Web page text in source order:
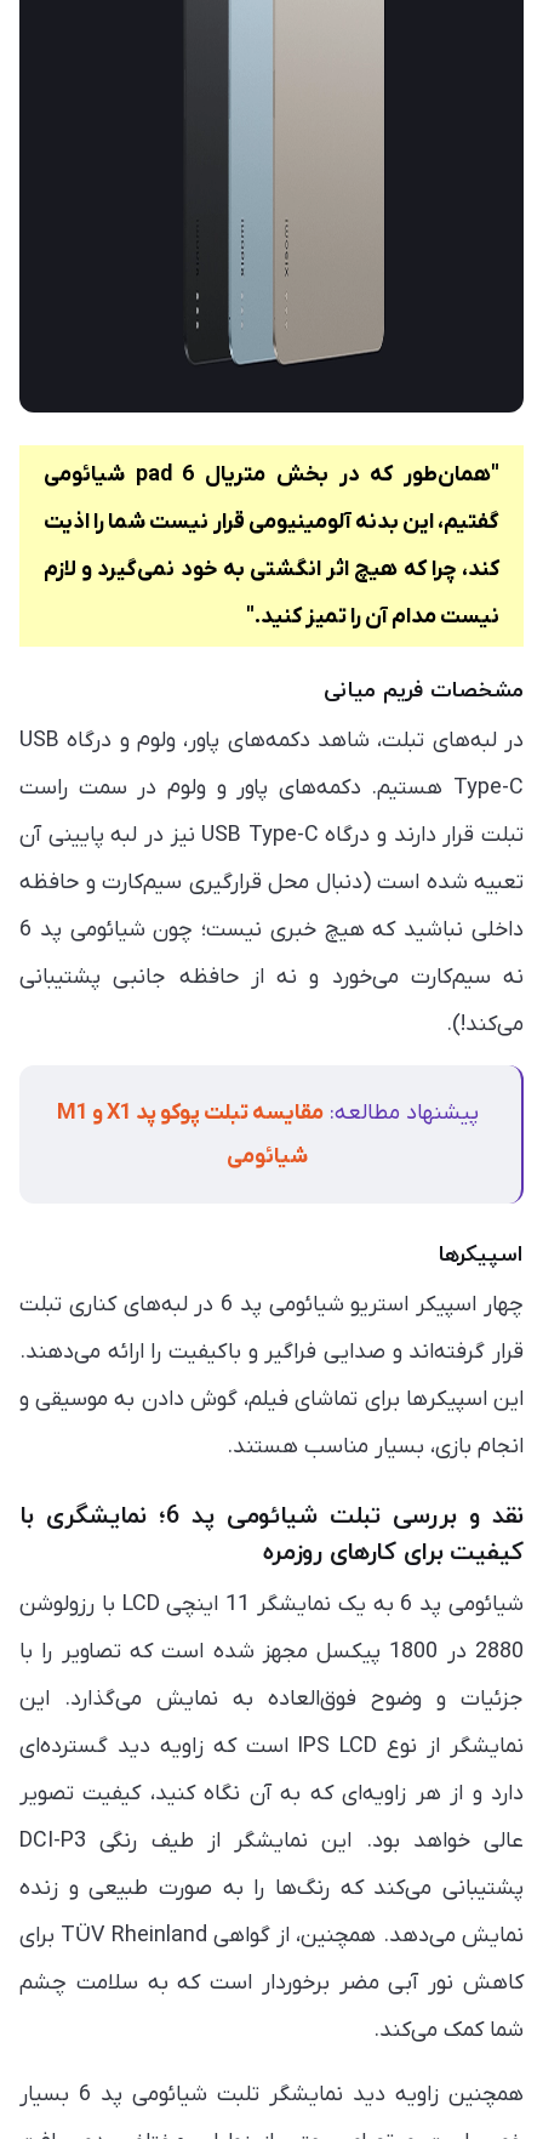
"همان‌طور که در بخش متریال pad 6 شیائومی
گفتیم، این بدنه آلومینیومی قرار نیست شما را اذیت
کند، چرا که هیچ اثر انگشتی به خود نمی‌گیرد و لازم
نیست مدام آن را تمیز کنید."
مشخصات فریم میانی
در لبه‌های تبلت، شاهد دکمه‌های پاور، ولوم و درگاه USB
Type-C هستیم. دکمه‌های پاور و ولوم در سمت راست
تبلت قرار دارند و درگاه USB Type-C نیز در لبه پایینی آن
تعبیه شده است (دنبال محل قرارگیری سیم‌کارت و حافظه
داخلی نباشید که هیچ خبری نیست؛ چون شیائومی پد 6
نه سیم‌کارت می‌خورد و نه از حافظه جانبی پشتیبانی
می‌کند!).
پیشنهاد مطالعه:
مقایسه تبلت پوکو پد X1 و M1
شیائومی
اسپیکر‌ها
چهار اسپیکر استریو شیائومی پد 6 در لبه‌های کناری تبلت
قرار گرفته‌اند و صدایی فراگیر و باکیفیت را ارائه می‌دهند.
این اسپیکر‌ها برای تماشای فیلم، گوش دادن به موسیقی و
انجام بازی، بسیار مناسب هستند.
نقد و بررسی تبلت شیائومی پد 6؛ نمایشگری با
کیفیت برای کارهای روزمره
شیائومی پد 6 به یک نمایشگر 11 اینچی LCD با رزولوشن
2880 در 1800 پیکسل مجهز شده است که تصاویر را با
جزئیات و وضوح فوق‌العاده به نمایش می‌گذارد. این
نمایشگر از نوع IPS LCD است که زاویه دید گسترده‌ای
دارد و از هر زاویه‌ای که به آن نگاه کنید، کیفیت تصویر
عالی خواهد بود. این نمایشگر از طیف رنگی DCI-P3
پشتیبانی می‌کند که رنگ‌ها را به صورت طبیعی و زنده
نمایش می‌دهد. همچنین، از گواهی TÜV Rheinland برای
کاهش نور آبی مضر برخوردار است که به سلامت چشم
شما کمک می‌کند.
همچنین زاویه دید نمایشگر تلبت شیائومی پد 6 بسیار